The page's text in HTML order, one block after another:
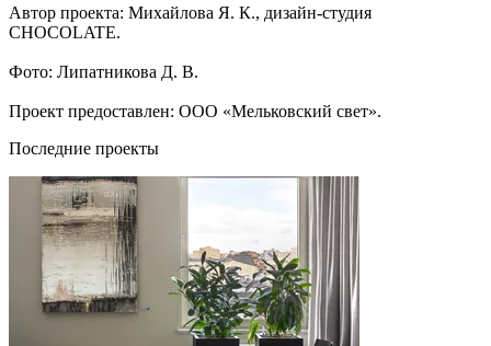
Автор проекта: Михайлова Я. К., дизайн-студия
CHOCOLATE.
Фото: Липатникова Д. В.
Проект предоставлен: ООО «Мельковский свет».
Последние проекты